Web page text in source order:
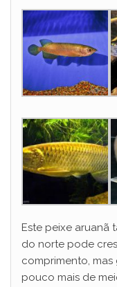
Este peixe
do norte pode
comprimento,
pouco mais de